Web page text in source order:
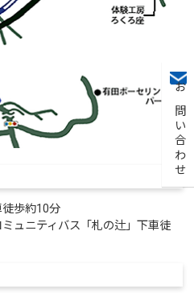
お問い合わせ
歩約10分
ュニティバス「札の辻」下車徒